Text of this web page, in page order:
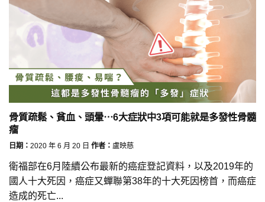
骨質疏鬆、貧血、頭暈⋯6大症狀中3項可能就是多發性骨髓
瘤
日期： 2020 年 6 月 20 日 作者： 盧映慈
衛福部在6月陸續公布最新的癌症登記資料，以及2019年的
國人十大死因，癌症又蟬聯第38年的十大死因榜首，而癌症
造成的死亡...